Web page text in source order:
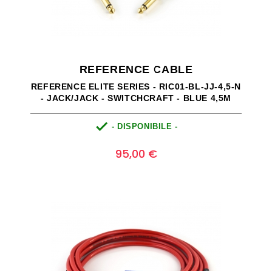
REFERENCE CABLE
REFERENCE ELITE SERIES - RIC01-BL-JJ-4,5-N
- JACK/JACK - SWITCHCRAFT - BLUE 4,5M
 - DISPONIBILE -
95,00 €